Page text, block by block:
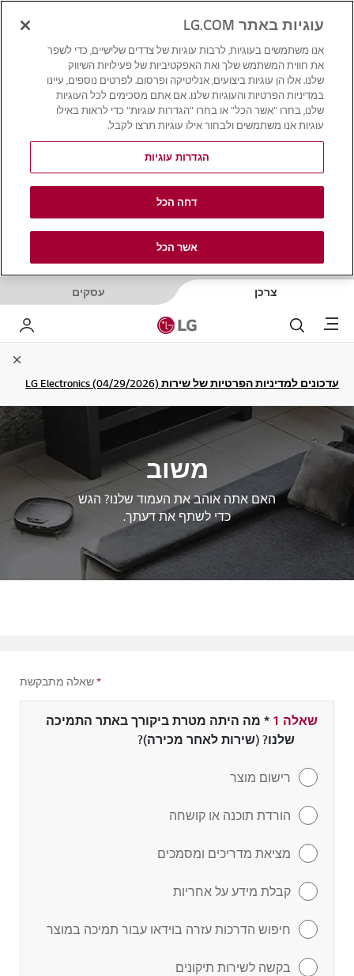
צרכן עסקים
Menu לחפש LG שלי
עדכונים למדיניות הפרטיות של שירות LG Electronics (04/29/2026)
משוב
האם אתה אוהב את העמוד שלנו? הגש
כדי לשתף את דעתך.
*שאלה מתבקשת
שאלה 1 * שדה חובה
מה היתה מטרת ביקורך באתר התמיכה
שלנו? (שירות לאחר מכירה)?
רישום מוצר
הורדת תוכנה או קושחה
מציאת מדריכים ומסמכים
קבלת מידע על אחריות
חיפוש הדרכות עזרה בוידאו עבור תמיכה במוצר
בקשה לשירות תיקונים
עוגיות באתר LG.COM
אנו משתמשים בעוגיות, לרבות עוגיות של צדדים שלישיים, כדי לשפר
את חווית המשתמש שלך ואת האפקטיביות של פעילויות השיווק
שלנו. אלו הן עוגיות ביצועים, אנליטיקה ופרסום. לפרטים נוספים, עיינו
במדיניות הפרטיות והעוגיות שלנו. אם אתם מסכימים לכל העוגיות
שלנו, בחרו "אשר הכל" או בחרו "הגדרות עוגיות" כדי לראות באילו
עוגיות אנו משתמשים ולבחור אילו עוגיות תרצו לקבל.
הגדרות עוגיות
דחה הכל
אשר הכל